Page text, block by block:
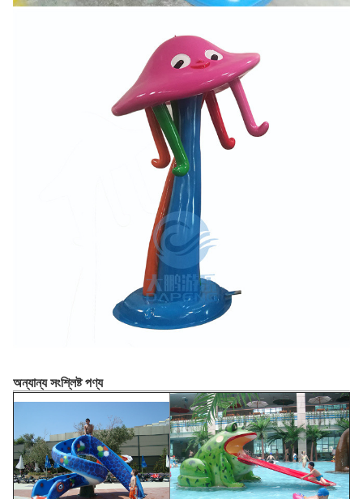
অন্যান্য সংশ্লিষ্ট পণ্য